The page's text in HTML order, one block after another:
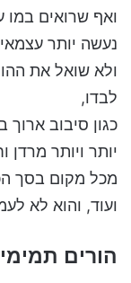
ואף שרואים במו
נעשה יותר
ולא שואל את
לבדו,
כגון סיבוב
יותר ויותר מרדן
מכל מקום בסך
ועוד, והוא לא
הורים